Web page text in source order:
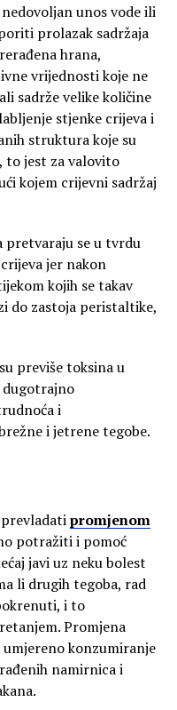
unos vode ili
prolazak sadržaja
hrana,
vrijednosti koje ne
sadrže velike količine
stjenke crijeva i
struktura koje su
to jest za valovito
kojem crijevni sadržaj
pretvaraju se u tvrdu
jer nakon
kojih se takav
do zastoja peristaltike,
previše toksina u
dugotrajno
i
i jetrene tegobe.
promjenom
potražiti i pomoć
javi uz neku bolest
li drugih tegoba, rad
i to
Promjena
konzumiranje
namirnica i